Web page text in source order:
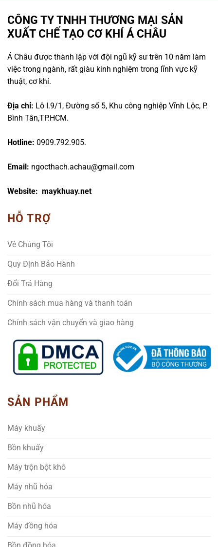
CÔNG TY TNHH THƯƠNG MẠI SẢN
XUẤT CHẾ TẠO CƠ KHÍ Á CHÂU
Á Châu được thành lập với đội ngũ kỹ sư trên 10 năm làm
việc trong ngành, rất giàu kinh nghiệm trong lĩnh vực kỹ
thuật, cơ khí.
Địa chỉ: Lô I.9/1, Đường số 5, Khu công nghiệp Vĩnh Lộc, P.
Bình Tân,TP.HCM.
Hotline: 0909.792.905.
Email: ngocthach.achau@gmail.com
Website: maykhuay.net
HỖ TRỢ
Về Chúng Tôi
Quy Định Bảo Hành
Đổi Trả Hàng
Chính sách mua hàng và thanh toán
Chính sách vận chuyển và giao hàng
SẢN PHẨM
Máy khuấy
Bồn khuấy
Máy trộn bột khô
Máy nhũ hóa
Bồn nhũ hóa
Máy đồng hóa